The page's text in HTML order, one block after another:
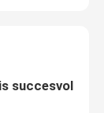
succesvol